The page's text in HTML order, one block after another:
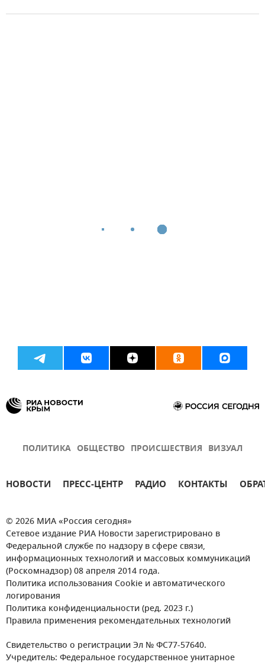
ПОЛИТИКА ОБЩЕСТВО ПРОИСШЕСТВИЯ ВИЗУАЛ
НОВОСТИ ПРЕСС-ЦЕНТР РАДИО КОНТАКТЫ
© 2026 МИА «Россия сегодня»
Сетевое издание РИА Новости зарегистрировано в
Федеральной службе по надзору в сфере связи,
информационных технологий и массовых коммуникаций
(Роскомнадзор) 08 апреля 2014 года.
Политика использования Cookie и автоматического
логирования
Политика конфиденциальности (ред. 2023 г.)
Правила применения рекомендательных технологий
Свидетельство о регистрации Эл № ФС77-57640.
Учредитель: Федеральное государственное унитарное